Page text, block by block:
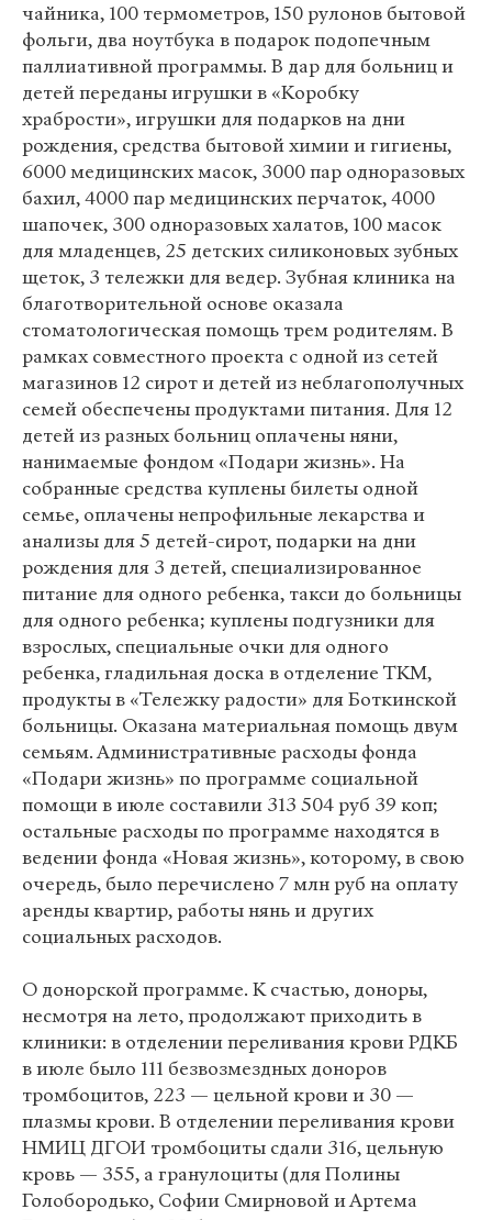
чайника, 100 термометров, 150 рулонов бытовой
фольги, два ноутбука в подарок подопечным
паллиативной программы. В дар для больниц и
детей переданы игрушки в «Коробку
храбрости», игрушки для подарков на дни
рождения, средства бытовой химии и гигиены,
6000 медицинских масок, 3000 пар одноразовых
бахил, 4000 пар медицинских перчаток, 4000
шапочек, 300 одноразовых халатов, 100 масок
для младенцев, 25 детских силиконовых зубных
щеток, 3 тележки для ведер. Зубная клиника на
благотворительной основе оказала
стоматологическая помощь трем родителям. В
рамках совместного проекта с одной из сетей
магазинов 12 сирот и детей из неблагополучных
семей обеспечены продуктами питания. Для 12
детей из разных больниц оплачены няни,
нанимаемые фондом «Подари жизнь». На
собранные средства куплены билеты одной
семье, оплачены непрофильные лекарства и
анализы для 5 детей-сирот, подарки на дни
рождения для 3 детей, специализированное
питание для одного ребенка, такси до больницы
для одного ребенка; куплены подгузники для
взрослых, специальные очки для одного
ребенка, гладильная доска в отделение ТКМ,
продукты в «Тележку радости» для Боткинской
больницы. Оказана материальная помощь двум
семьям. Административные расходы фонда
«Подари жизнь» по программе социальной
помощи в июле составили 313 504 руб 39 коп;
остальные расходы по программе находятся в
ведении фонда «Новая жизнь», которому, в свою
очередь, было перечислено 7 млн руб на оплату
аренды квартир, работы нянь и других
социальных расходов.
О донорской программе. К счастью, доноры,
несмотря на лето, продолжают приходить в
клиники: в отделении переливания крови РДКБ
в июле было 111 безвозмездных доноров
тромбоцитов, 223 — цельной крови и 30 —
плазмы крови. В отделении переливания крови
НМИЦ ДГОИ тромбоциты сдали 316, цельную
кровь — 355, а гранулоциты (для Полины
Голобородько, Софии Смирновой и Артема